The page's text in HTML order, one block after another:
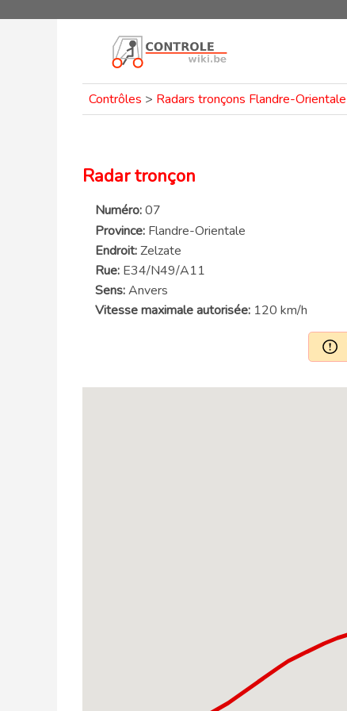
Contrôles > Radars tronçons Flandre-Orientale
Radar tronçon
Numéro:07
Province: Flandre-Orientale
Endroit:Zelzate
Rue: E34/N49/A11
Sens:Anvers
Vitesse maximale autorisée: 120 km/h